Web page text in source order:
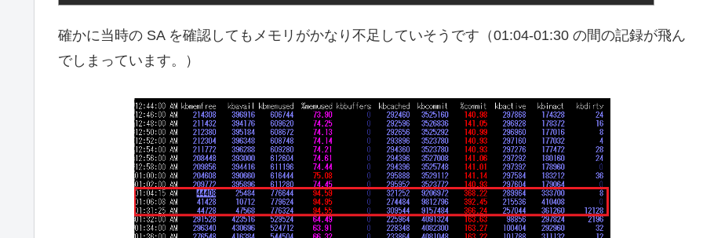
確かに当時の SA を確認してもメモリがかなり不足していそうです（01:04-01:30 の間の記録が飛ん
でしまっています。）